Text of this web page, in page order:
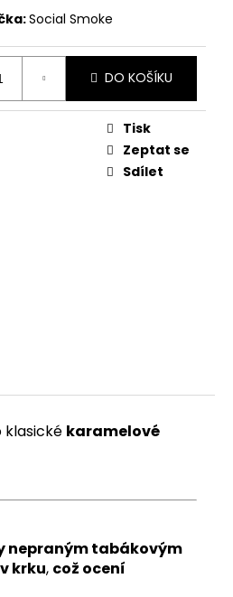
Social Smoke
DO KOŠÍKU
Tisk
Zeptat se
Sdílet
klasické karamelové
nepraným tabákovým
krku, což ocení